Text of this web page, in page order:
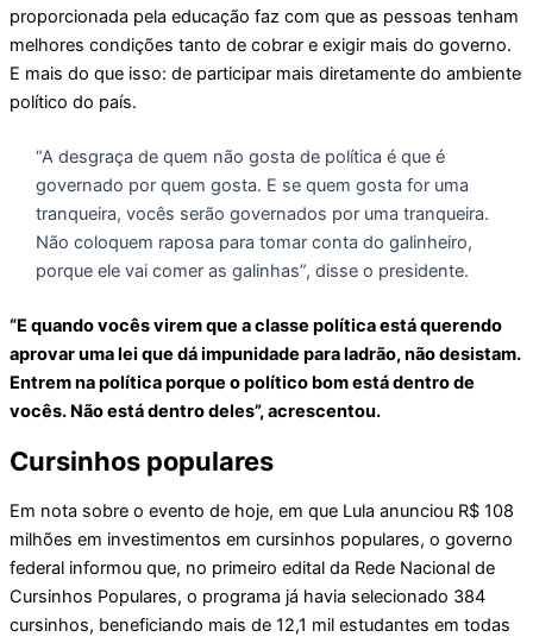
proporcionada pela educação faz com que as pessoas tenham
melhores condições tanto de cobrar e exigir mais do governo.
E mais do que isso: de participar mais diretamente do ambiente
político do país.
“A desgraça de quem não gosta de política é que é
governado por quem gosta. E se quem gosta for uma
tranqueira, vocês serão governados por uma tranqueira.
Não coloquem raposa para tomar conta do galinheiro,
porque ele vai comer as galinhas”, disse o presidente.
“E quando vocês virem que a classe política está querendo
aprovar uma lei que dá impunidade para ladrão, não desistam.
Entrem na política porque o político bom está dentro de
vocês. Não está dentro deles”, acrescentou.
Cursinhos populares
Em nota sobre o evento de hoje, em que Lula anunciou R$ 108
milhões em investimentos em cursinhos populares, o governo
federal informou que, no primeiro edital da Rede Nacional de
Cursinhos Populares, o programa já havia selecionado 384
cursinhos, beneficiando mais de 12,1 mil estudantes em todas